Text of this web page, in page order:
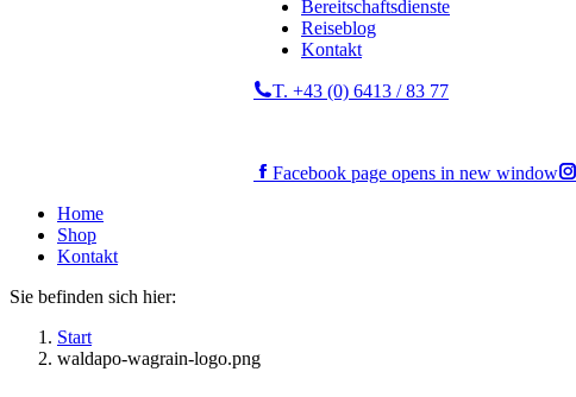
Bereitschaftsdienste
Reiseblog
Kontakt
T. +43 (0) 6413 / 83 77
Facebook page opens in new window
Home
Shop
Kontakt
Sie befinden sich hier:
Start
waldapo-wagrain-logo.png